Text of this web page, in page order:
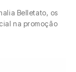
Belletato, os
na promoção